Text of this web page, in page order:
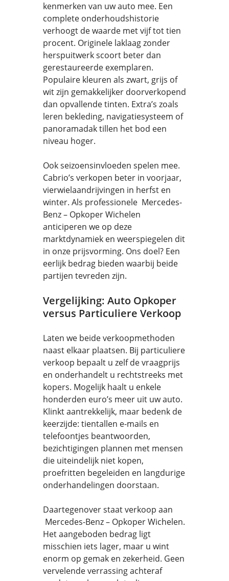
kenmerken van uw auto mee. Een
complete onderhoudshistorie
verhoogt de waarde met vijf tot tien
procent. Originele laklaag zonder
herspuitwerk scoort beter dan
gerestaureerde exemplaren.
Populaire kleuren als zwart, grijs of
wit zijn gemakkelijker doorverkopend
dan opvallende tinten. Extra’s zoals
leren bekleding, navigatiesysteem of
panoramadak tillen het bod een
niveau hoger.
Ook seizoensinvloeden spelen mee.
Cabrio’s verkopen beter in voorjaar,
vierwielaandrijvingen in herfst en
winter. Als professionele Mercedes-
Benz – Opkoper Wichelen
anticiperen we op deze
marktdynamiek en weerspiegelen dit
in onze prijsvorming. Ons doel? Een
eerlijk bedrag bieden waarbij beide
partijen tevreden zijn.
Vergelijking: Auto Opkoper
versus Particuliere Verkoop
Laten we beide verkoopmethoden
naast elkaar plaatsen. Bij particuliere
verkoop bepaalt u zelf de vraagprijs
en onderhandelt u rechtstreeks met
kopers. Mogelijk haalt u enkele
honderden euro’s meer uit uw auto.
Klinkt aantrekkelijk, maar bedenk de
keerzijde: tientallen e-mails en
telefoontjes beantwoorden,
bezichtigingen plannen met mensen
die uiteindelijk niet kopen,
proefritten begeleiden en langdurige
onderhandelingen doorstaan.
Daartegenover staat verkoop aan
Mercedes-Benz – Opkoper Wichelen.
Het aangeboden bedrag ligt
misschien iets lager, maar u wint
enorm op gemak en zekerheid. Geen
vervelende verrassing achteraf